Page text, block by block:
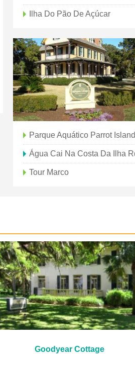
Ilha Do Pão De Açúcar
Parque Aquático Parrot Island
Tour Marco
Goodyear Cottage